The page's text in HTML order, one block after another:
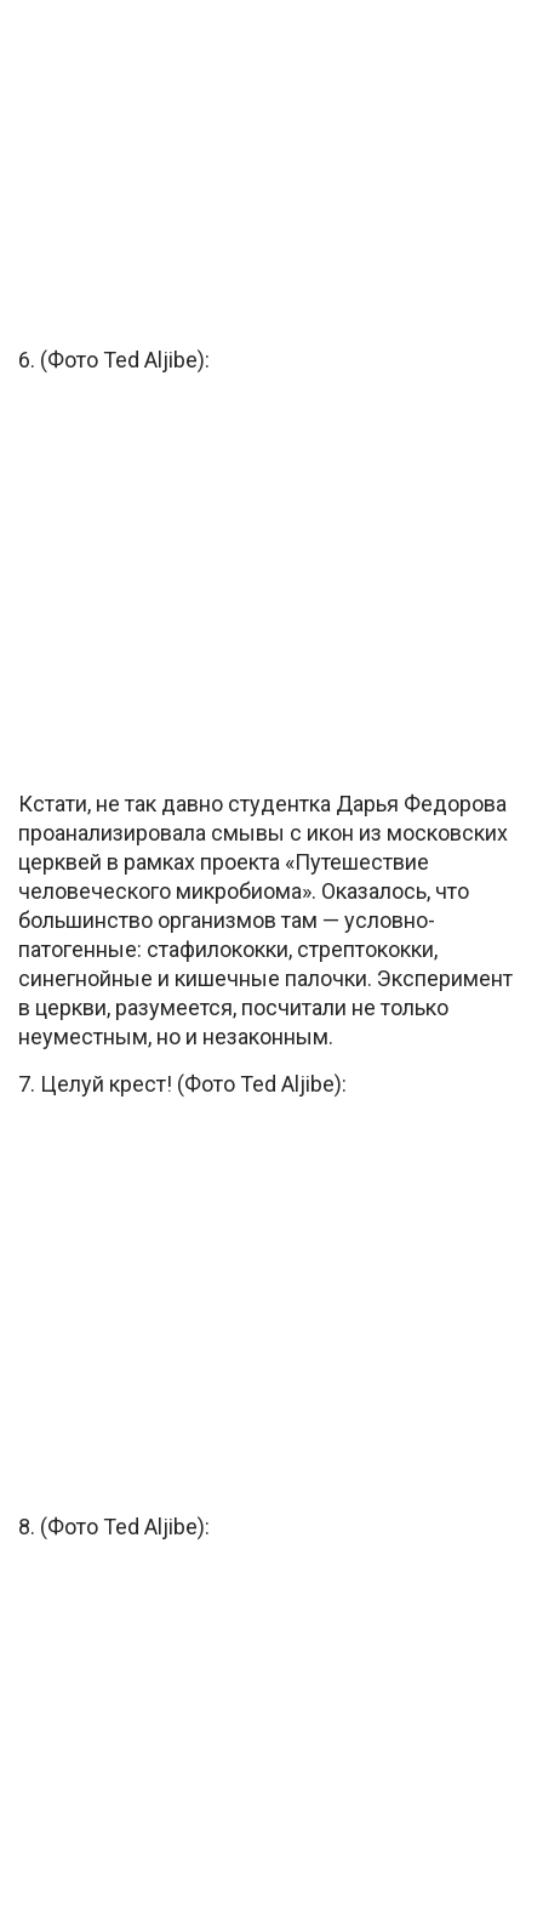
6. (Фото Ted Aljibe):
Кстати, не так давно студентка Дарья Федорова
проанализировала смывы с икон из московских
церквей в рамках проекта «Путешествие
человеческого микробиома». Оказалось, что
большинство организмов там — условно-
патогенные: стафилококки, стрептококки,
синегнойные и кишечные палочки. Эксперимент
в церкви, разумеется, посчитали не только
неуместным, но и незаконным.
7. Целуй крест! (Фото Ted Aljibe):
8. (Фото Ted Aljibe):